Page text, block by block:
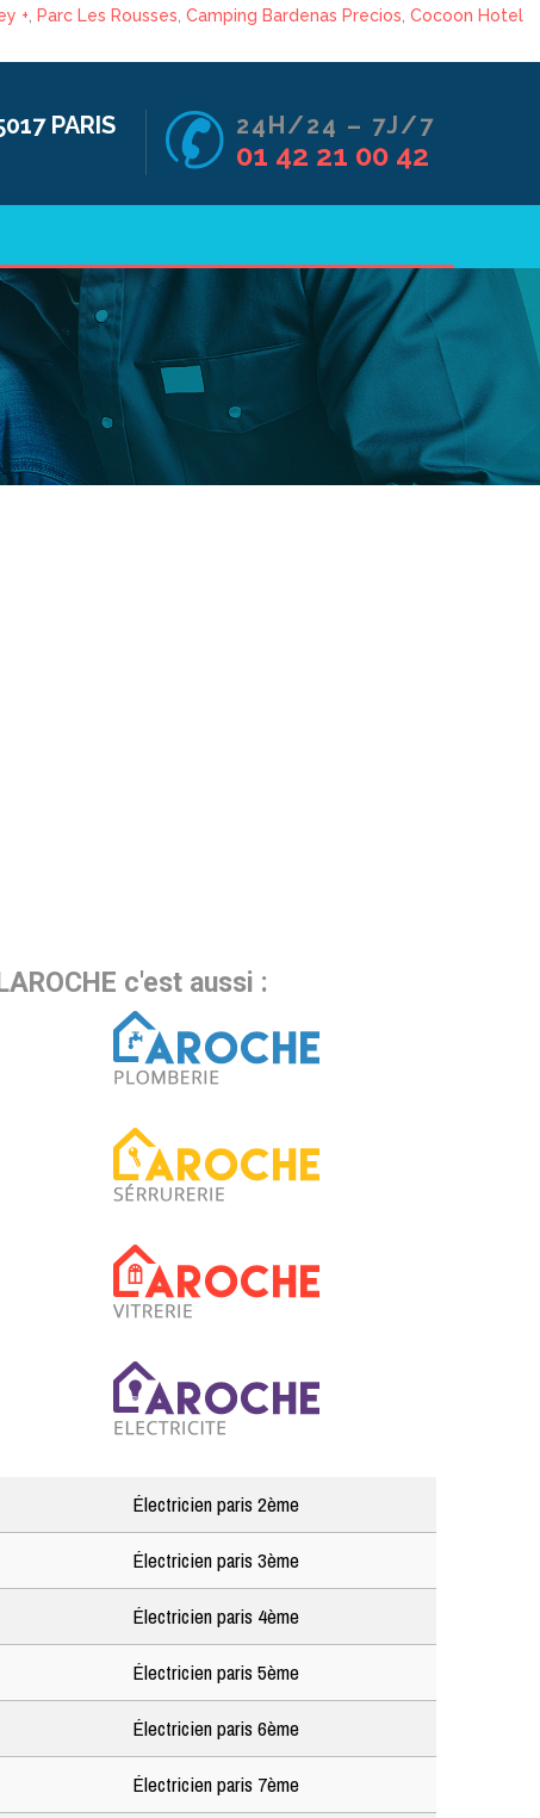
+ Parc Les Rousses Camping Bardenas Precios Cocoon Hotel
24H/24 – 7J/7
01 42 21 00 42
PARIS
LAROCHE c'est aussi :
Électricien paris 2ème
Électricien paris 3ème
Électricien paris 4ème
Électricien paris 5ème
Électricien paris 6ème
Électricien paris 7ème